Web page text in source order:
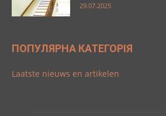
29.07.2025
ПОПУЛЯРНА КАТЕГОРІЯ
Laatste nieuws en artikelen